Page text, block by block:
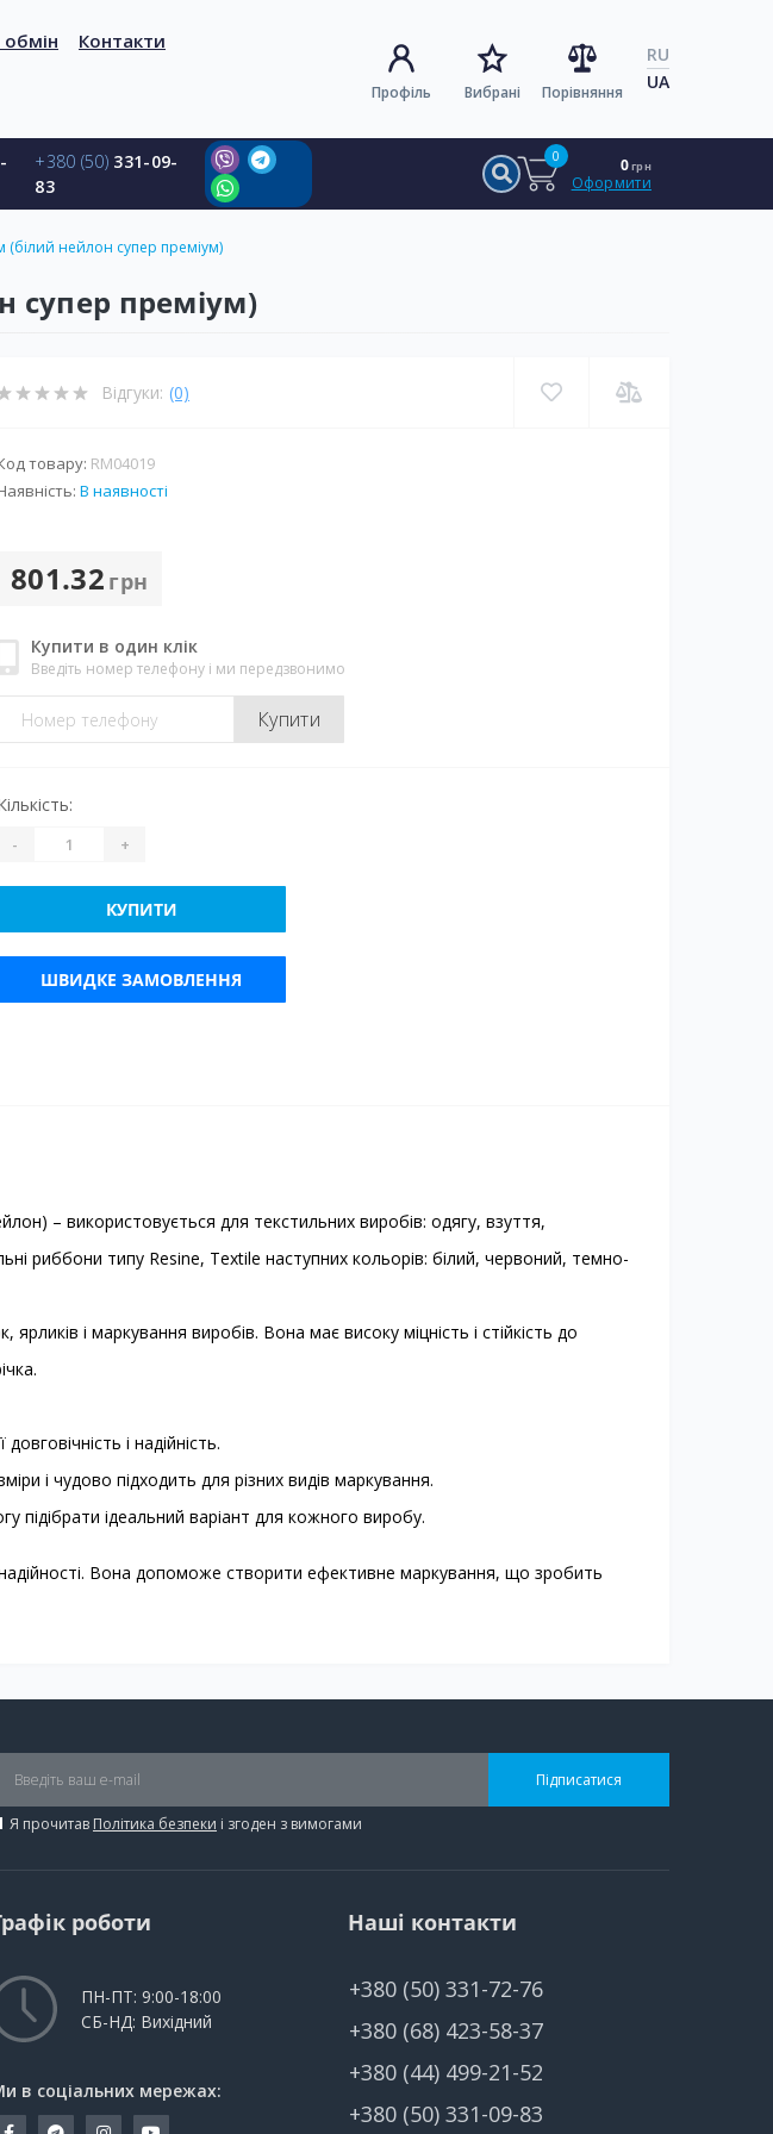
обмін Контакти
Профіль Вибрані Порівняння
RU
UA
+380 (50) 331-09-
83
0 0грн
Оформити
(білий нейлон супер преміум)
супер преміум)
Відгуки: (0)
товару: RM04019
В наявності
801.32 грн
Купити в один клік
Введіть номер телефону і ми передзвонимо
Купити
- +
КУПИТИ
ШВИДКЕ ЗАМОВЛЕННЯ
– використовується для текстильних виробів: одягу, взуття,
риббони типу Resine, Textile наступних кольорів: білий, червоний, темно-
і маркування виробів. Вона має високу міцність і стійкість до
і надійність.
і чудово підходить для різних видів маркування.
підібрати ідеальний варіант для кожного виробу.
Вона допоможе створити ефективне маркування, що зробить
Підписатися
Я прочитав Політика безпеки і згоден з вимогами
роботи
ПН-ПТ: 9:00-18:00
СБ-НД: Вихідний
в соціальних мережах:
Наші контакти
+380 (50) 331-72-76
+380 (68) 423-58-37
+380 (44) 499-21-52
+380 (50) 331-09-83